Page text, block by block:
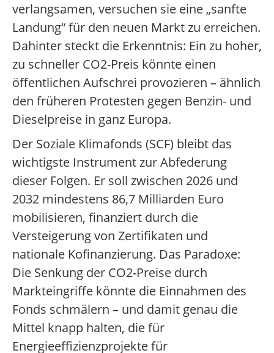
verlangsamen, versuchen sie eine „sanfte
Landung“ für den neuen Markt zu erreichen.
Dahinter steckt die Erkenntnis: Ein zu hoher,
zu schneller CO2-Preis könnte einen
öffentlichen Aufschrei provozieren – ähnlich
den früheren Protesten gegen Benzin- und
Dieselpreise in ganz Europa.
Der Soziale Klimafonds (SCF) bleibt das
wichtigste Instrument zur Abfederung
dieser Folgen. Er soll zwischen 2026 und
2032 mindestens 86,7 Milliarden Euro
mobilisieren, finanziert durch die
Versteigerung von Zertifikaten und
nationale Kofinanzierung. Das Paradoxe:
Die Senkung der CO2-Preise durch
Markteingriffe könnte die Einnahmen des
Fonds schmälern – und damit genau die
Mittel knapp halten, die für
Energieeffizienzprojekte für